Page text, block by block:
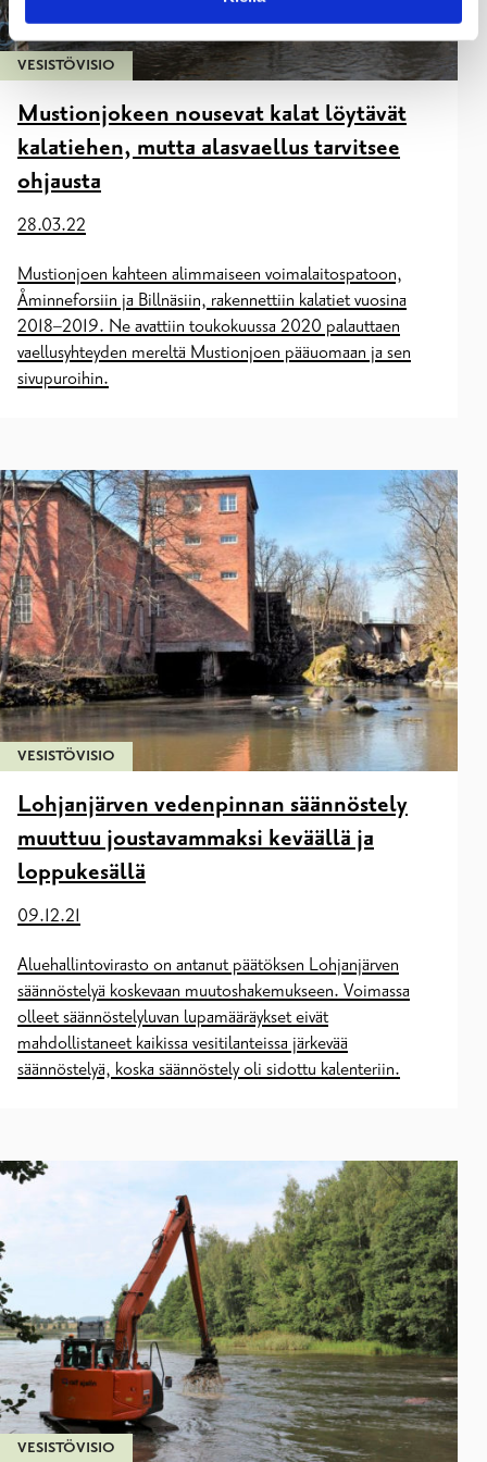
VESISTÖVISIO
Mustionjokeen nousevat kalat löytävät
kalatiehen, mutta alasvaellus tarvitsee
ohjausta
28.03.22
Mustionjoen kahteen alimmaiseen voimalaitospatoon,
Åminneforsiin ja Billnäsiin, rakennettiin kalatiet vuosina
2018–2019. Ne avattiin toukokuussa 2020 palauttaen
vaellusyhteyden mereltä Mustionjoen pääuomaan ja sen
sivupuroihin.
VESISTÖVISIO
Lohjanjärven vedenpinnan säännöstely
muuttuu joustavammaksi keväällä ja
loppukesällä
09.12.21
Aluehallintovirasto on antanut päätöksen Lohjanjärven
säännöstelyä koskevaan muutoshakemukseen. Voimassa
olleet säännöstelyluvan lupamääräykset eivät
mahdollistaneet kaikissa vesitilanteissa järkevää
säännöstelyä, koska säännöstely oli sidottu kalenteriin.
VESISTÖVISIO